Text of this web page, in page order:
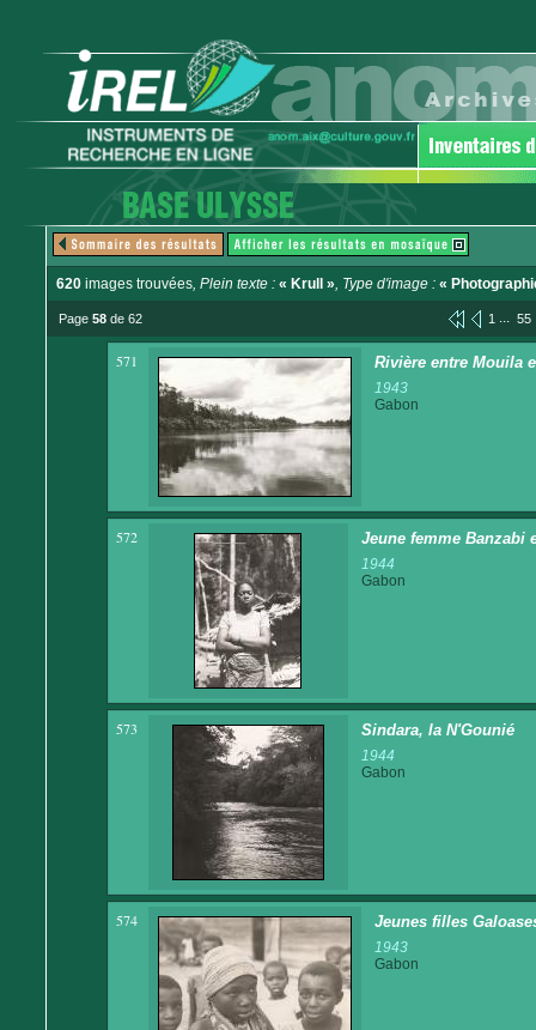
620 images trouvées, Plein texte : « Krull », Type d'image : «
Page 58 de 62 1 ... 55
571 Rivière entre Mouila
1943
Gabon
572 Jeune femme Banzabi
1944
Gabon
573 Sindara, la N'Gounié
1944
Gabon
574 Jeunes filles
1943
Gabon